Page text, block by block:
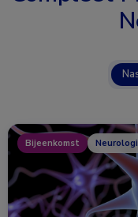
Bijeenkomst